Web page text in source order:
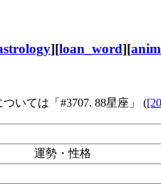
][loan_word][
いては「#3707. 88星座」 (
運勢・性格